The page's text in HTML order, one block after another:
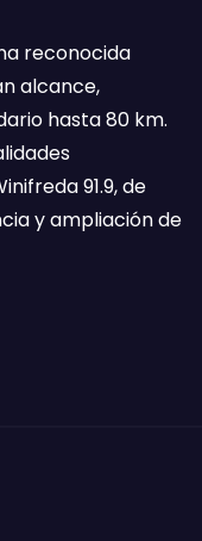
reconocida
alcance,
hasta 80 km.
91.9, de
y ampliación de